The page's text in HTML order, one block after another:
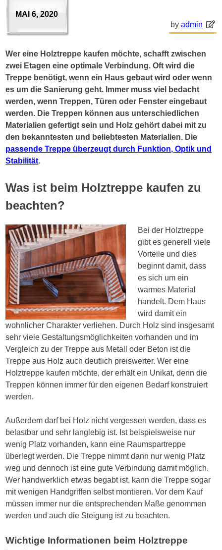
MAI 6, 2020
by admin
Wer eine Holztreppe kaufen möchte, schafft zwischen
zwei Etagen eine optimale Verbindung. Oft wird die
Treppe benötigt, wenn ein Haus gebaut wird oder wenn
es um die Sanierung geht. Immer muss viel bedacht
werden, wenn Treppen, Türen oder Fenster eingebaut
werden. Die Treppen können aus unterschiedlichen
Materialien gefertigt sein und Holz gehört dabei mit zu
den bekanntesten und beliebtesten Materialien. Die
passende Treppe überzeugt durch Funktion, Optik und
Stabilität.
Was ist beim Holztreppe kaufen zu
beachten?
Bei der Holztreppe
gibt es generell viele
Vorteile und dies
beginnt damit, dass
es sich um ein
warmes Material
handelt. Dem Haus
wird damit ein
wohnlicher Charakter verliehen. Durch Holz sind insgesamt
sehr viele Gestaltungsmöglichkeiten vorhanden und im
Vergleich zu der Treppe aus Metall oder Beton ist die
Treppe aus Holz auch deutlich preiswerter. Wer eine
Holztreppe kaufen möchte, der erhält ein Unikat, denn die
Treppen können immer für den eigenen Bedarf konstruiert
werden.
Außerdem darf bei Holz nicht vergessen werden, dass es
belastbar und sehr langlebig ist. Ist beispielsweise nur
wenig Platz vorhanden, kann eine Raumspartreppe
überlegt werden. Die Treppe nimmt dann nur wenig Platz
weg und dennoch ist eine gute Verbindung damit möglich.
Wer handwerklich etwas begabt ist, kann die Treppe sogar
mit wenigen Handgriffen selbst montieren. Vor dem Kauf
müssen immer nur die entsprechenden Maße genommen
werden und auch die Steigung ist zu beachten.
Wichtige Informationen beim Holztreppe